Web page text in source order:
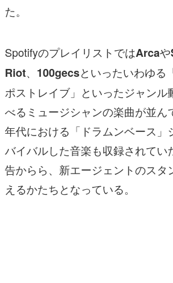
た。
SpotifyのプレイリストではArcaや
Riot、 100gecsといったいわゆる
ポストレイブ」といったジャンル
べるミュージシャンの楽曲が並ん
年代における「ドラムンベース」
バイバルした音楽も収録されてい
告からら、新エージェントのスタ
えるかたちとなっている。